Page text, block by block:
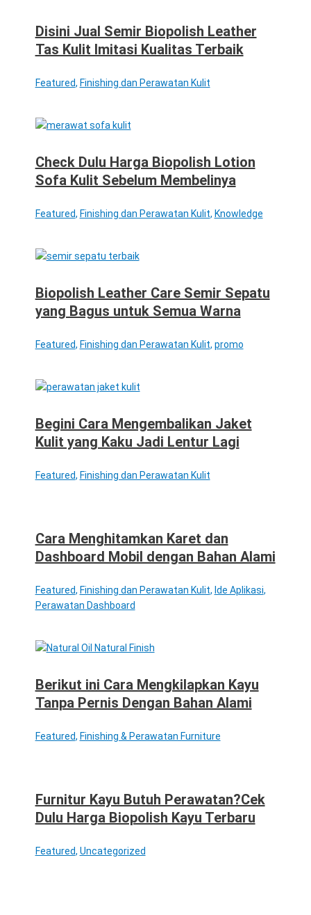
Disini Jual Semir Biopolish Leather
Tas Kulit Imitasi Kualitas Terbaik
Featured, Finishing dan Perawatan Kulit
Check Dulu Harga Biopolish Lotion
Sofa Kulit Sebelum Membelinya
Featured, Finishing dan Perawatan Kulit, Knowledge
Biopolish Leather Care Semir Sepatu
yang Bagus untuk Semua Warna
Featured, Finishing dan Perawatan Kulit, promo
Begini Cara Mengembalikan Jaket
Kulit yang Kaku Jadi Lentur Lagi
Featured, Finishing dan Perawatan Kulit
Cara Menghitamkan Karet dan
Dashboard Mobil dengan Bahan Alami
Featured, Finishing dan Perawatan Kulit, Ide Aplikasi,
Perawatan Dashboard
Berikut ini Cara Mengkilapkan Kayu
Tanpa Pernis Dengan Bahan Alami
Featured, Finishing & Perawatan Furniture
Furnitur Kayu Butuh Perawatan?Cek
Dulu Harga Biopolish Kayu Terbaru
Featured, Uncategorized